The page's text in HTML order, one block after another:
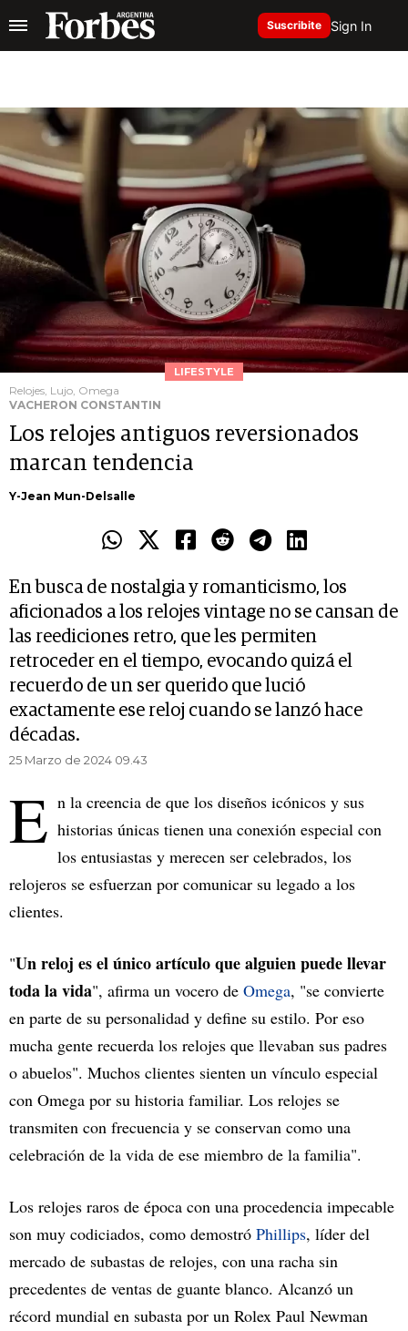
Suscribite Sign In
LIFESTYLE
Relojes, Lujo, Omega
VACHERON CONSTANTIN
Los relojes antiguos reversionados
marcan tendencia
Y-Jean Mun-Delsalle
En busca de nostalgia y romanticismo, los
aficionados a los relojes vintage no se cansan de
las reediciones retro, que les permiten
retroceder en el tiempo, evocando quizá el
recuerdo de un ser querido que lució
exactamente ese reloj cuando se lanzó hace
décadas.
25 Marzo de 2024 09.43
E n la creencia de que los diseños icónicos y sus
historias únicas tienen una conexión especial con
los entusiastas y merecen ser celebrados, los
relojeros se esfuerzan por comunicar su legado a los
clientes.
"Un reloj es el único artículo que alguien puede llevar
toda la vida", afirma un vocero de Omega, "se convierte
en parte de su personalidad y define su estilo. Por eso
mucha gente recuerda los relojes que llevaban sus padres
o abuelos". Muchos clientes sienten un vínculo especial
con Omega por su historia familiar. Los relojes se
transmiten con frecuencia y se conservan como una
celebración de la vida de ese miembro de la familia".
Los relojes raros de época con una procedencia impecable
son muy codiciados, como demostró Phillips, líder del
mercado de subastas de relojes, con una racha sin
precedentes de ventas de guante blanco. Alcanzó un
récord mundial en subasta por un Rolex Paul Newman